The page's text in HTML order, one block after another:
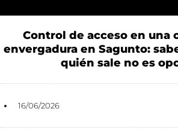
Control de acceso en una
envergadura en Sagunto:
quién sale no es
16/06/2026